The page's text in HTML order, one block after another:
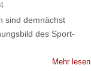
sind demnächst
des Sport-
Mehr lesen